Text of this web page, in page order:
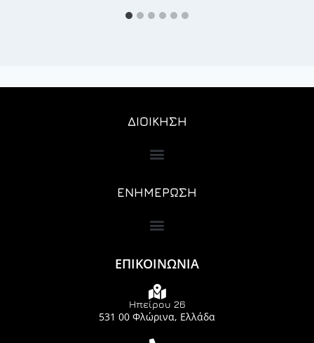
ΔΙΟΙΚΗΣΗ
ΕΝΗΜΕΡΩΣΗ
ΕΠΙΚΟΙΝΩΝΙΑ
Ηπείρου 26
531 00 Φλώρινα, Ελλάδα